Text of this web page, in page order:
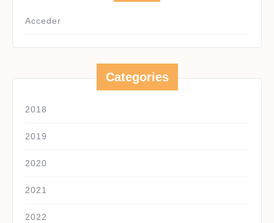
Acceder
Categories
2018
2019
2020
2021
2022